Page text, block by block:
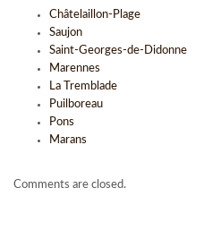
Châtelaillon-Plage
Saujon
Saint-Georges-de-Didonne
Marennes
La Tremblade
Puilboreau
Pons
Marans
Comments are closed.